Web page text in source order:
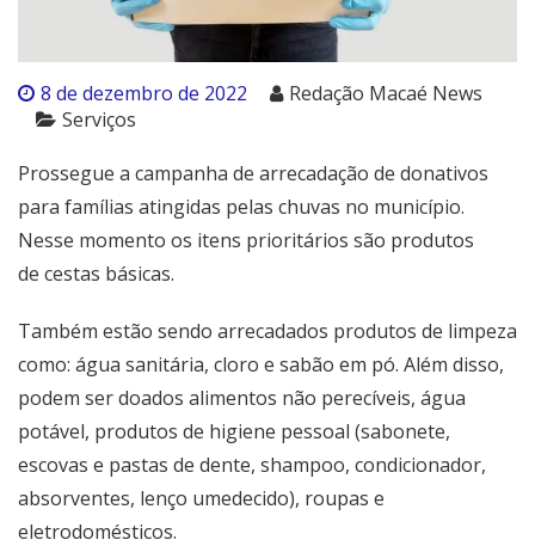
8 de dezembro de 2022
Redação Macaé News
Serviços
Prossegue a campanha de arrecadação de donativos
para famílias atingidas pelas chuvas no município.
Nesse momento os itens prioritários são produtos
de cestas básicas.
Também estão sendo arrecadados produtos de limpeza
como: água sanitária, cloro e sabão em pó. Além disso,
podem ser doados alimentos não perecíveis, água
potável, produtos de higiene pessoal (sabonete,
escovas e pastas de dente, shampoo, condicionador,
absorventes, lenço umedecido), roupas e
eletrodomésticos.